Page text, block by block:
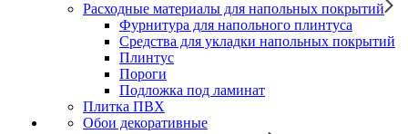
Расходные материалы для напольных покрытий
Фурнитура для напольного плинтуса
Средства для укладки напольных покрытий
Плинтус
Пороги
Подложка под ламинат
Плитка ПВХ
Обои декоративные